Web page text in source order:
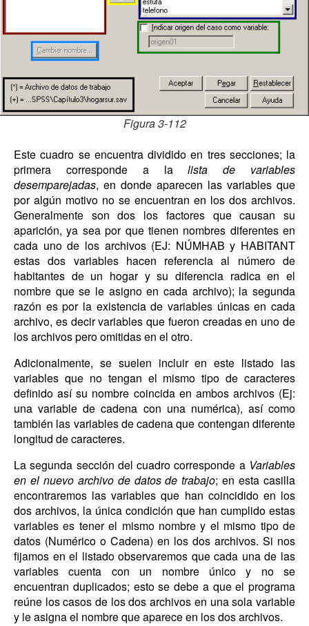
Figura 3-112
Este cuadro se encuentra dividido en tres secciones; la
primera corresponde a lalista de variables
desemparejadas, en donde aparecen las variables que
por algún motivo no se encuentran en los dos archivos.
Generalmente son dos los factores que causan su
aparición, ya sea por que tienen nombres diferentes en
cada uno de los archivos (EJ: NÚMHAB y HABITANT
estas dos variables hacen referencia al número de
habitantes de un hogar y su diferencia radica en el
nombre que se le asigno en cada archivo); la segunda
razón es por la existencia de variables únicas en cada
archivo, es decir variables que fueron creadas en uno de
los archivos pero omitidas en el otro.
Adicionalmente, se suelen incluir en este listado las
variables que no tengan el mismo tipo de caracteres
definido así su nombre coincida en ambos archivos (Ej:
una variable de cadena con una numérica), así como
también las variables de cadena que contengan diferente
longitud de caracteres.
La segunda sección del cuadro corresponde a Variables
en el nuevo archivo de datos de trabajo; en esta casilla
encontraremos las variables que han coincidido en los
dos archivos, la única condición que han cumplido estas
variables es tener el mismo nombre y el mismo tipo de
datos (Numérico o Cadena) en los dos archivos. Si nos
fijamos en el listado observaremos que cada una de las
variables cuenta con un nombre único y no se
encuentran duplicados; esto se debe a que el programa
reúne los casos de los dos archivos en una sola variable
y le asigna el nombre que aparece en los dos archivos.